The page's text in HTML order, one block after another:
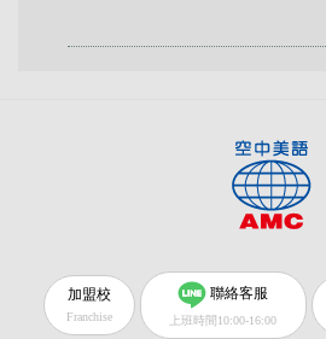
加盟校
Franchise
聯絡客服
上班時間10:00-16:00